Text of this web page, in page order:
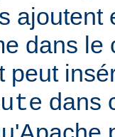
ajoutent
dans le
peut
dans